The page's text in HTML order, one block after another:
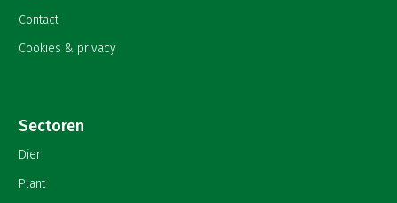
Contact
Cookies & privacy
Sectoren
Dier
Plant